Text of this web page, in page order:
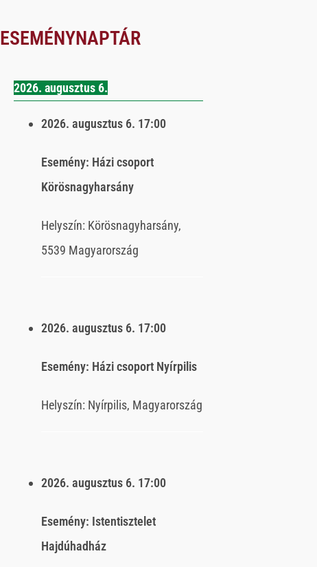
ESEMÉNYNAPTÁR
2026. augusztus 6.
2026. augusztus 6. 17:00
Esemény: Házi csoport
Körösnagyharsány
Helyszín: Körösnagyharsány,
5539 Magyarország
2026. augusztus 6. 17:00
Esemény: Házi csoport Nyírpilis
Helyszín: Nyírpilis, Magyarország
2026. augusztus 6. 17:00
Esemény: Istentisztelet
Hajdúhadház